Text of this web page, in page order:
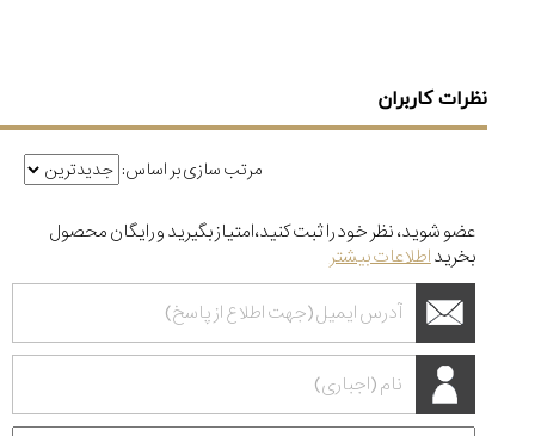
نظرات کاربران
مرتب سازی بر اساس:
عضو شوید، نظر خود را ثبت کنید،امتیاز بگیرید و رایگان محصول
بخریداطلاعات بیشتر